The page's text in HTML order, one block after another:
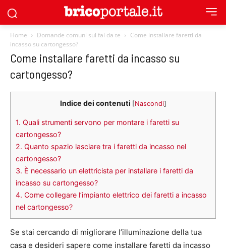
Home Domande comuni sul fai da te
Come installare faretti da
incasso su cartongesso?
Come installare faretti da incasso su
cartongesso?
Indice dei contenuti [Nascondi]
1. Quali strumenti servono per montare i faretti su
cartongesso?
2. Quanto spazio lasciare tra i faretti da incasso nel
cartongesso?
3. È necessario un elettricista per installare i faretti da
incasso su cartongesso?
4. Come collegare l’impianto elettrico dei faretti a incasso
nel cartongesso?
Se stai cercando di migliorare l’illuminazione della tua
casa e desideri sapere come installare faretti da incasso